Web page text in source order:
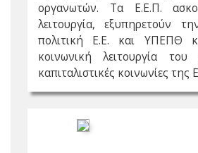
οργανωτών. Τα Ε.Ε.Π.
λειτουργία, εξυπηρετούν
πολιτική Ε.Ε. και ΥΠΕΠΘ
κοινωνική λειτουργία του
καπιταλιστικές κοινωνίες της